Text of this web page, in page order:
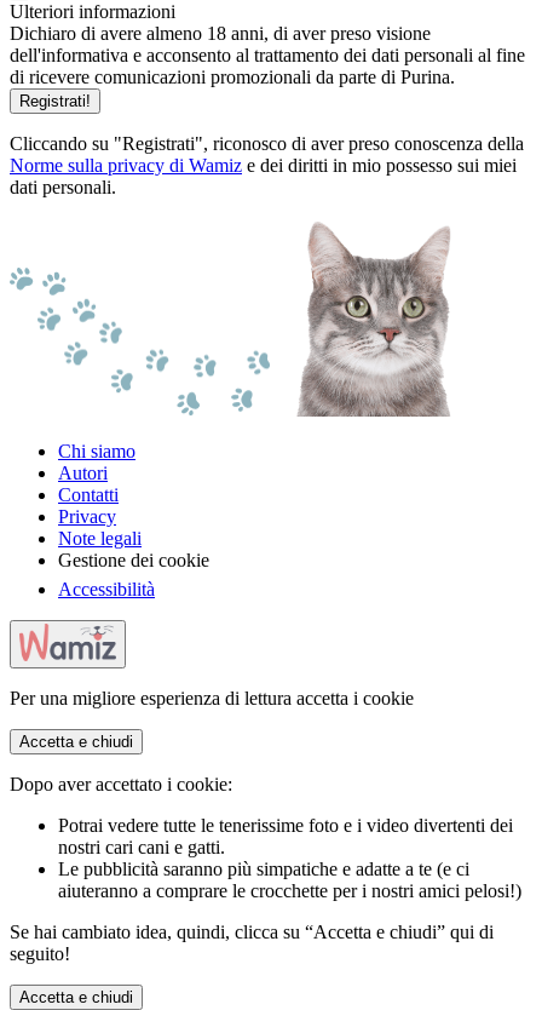
Ulteriori informazioni
Dichiaro di avere almeno 18 anni, di aver preso visione
dell'informativa e acconsento al trattamento dei dati personali al fine
di ricevere comunicazioni promozionali da parte di Purina.
Registrati!
Cliccando su "Registrati", riconosco di aver preso conoscenza della
Norme sulla privacy di Wamiz e dei diritti in mio possesso sui miei
dati personali.
Chi siamo
Autori
Contatti
Privacy
Note legali
Gestione dei cookie
Accessibilità
Per una migliore esperienza di lettura accetta i cookie
Accetta e chiudi
Dopo aver accettato i cookie:
Potrai vedere tutte le tenerissime foto e i video divertenti dei
nostri cari cani e gatti.
Le pubblicità saranno più simpatiche e adatte a te (e ci
aiuteranno a comprare le crocchette per i nostri amici pelosi!)
Se hai cambiato idea, quindi, clicca su “Accetta e chiudi” qui di
seguito!
Accetta e chiudi